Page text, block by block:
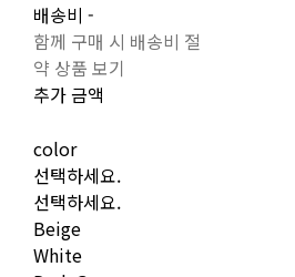
배송비 -
함께 구매 시 배송비 절
약 상품 보기
추가 금액
color
선택하세요.
선택하세요.
Beige
White